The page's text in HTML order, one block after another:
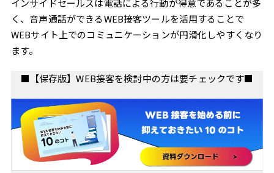
インサイドセールスは電話による行動が得意であることが多
く、音声通話ができるWEB接客ツールを活用することで
WEBサイト上でのコミュニケーションが円滑化しやすくなり
ます。
■【保存版】WEB接客を検討中の方は要チェックです■